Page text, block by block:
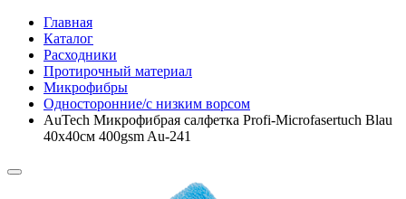
Главная
Каталог
Расходники
Протирочный материал
Микрофибры
Односторонние/с низким ворсом
AuTech Микрофибрая салфетка Profi-Microfasertuch Blau
40x40см 400gsm Au-241